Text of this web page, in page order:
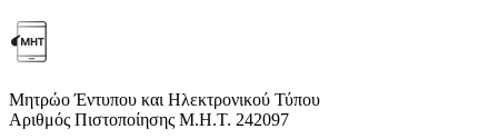
Μητρώο Έντυπου και Ηλεκτρονικού Τύπου
Αριθμός Πιστοποίησης Μ.Η.Τ. 242097